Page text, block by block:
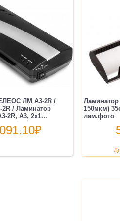
ЛМ A3-2R /
2R / Ламинатор
2R, А3, 2х1...
₽
Ламинатор
150мкм)
лам.фото